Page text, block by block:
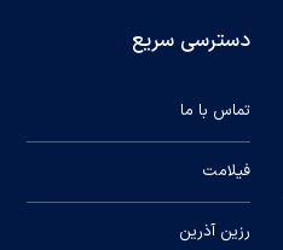
دسترسی سریع
تماس با ما
فیلامت
رزین آذرین